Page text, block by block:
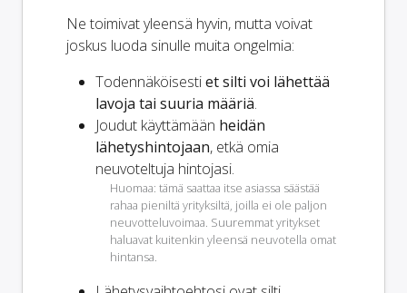
Ne toimivat yleensä hyvin, mutta voivat
joskus luoda sinulle muita ongelmia:
Todennäköisestiet silti voi lähettää
lavoja tai suuria määriä.
Joudut käyttämään heidän
lähetyshintojaan, etkä omia
neuvoteltuja hintojasi.
Huomaa: tämä saattaa itse asiassa säästää
rahaa pieniltä yrityksiltä, joilla ei ole paljon
neuvotteluvoimaa. Suuremmat yritykset
haluavat kuitenkin yleensä neuvotella omat
hintansa.